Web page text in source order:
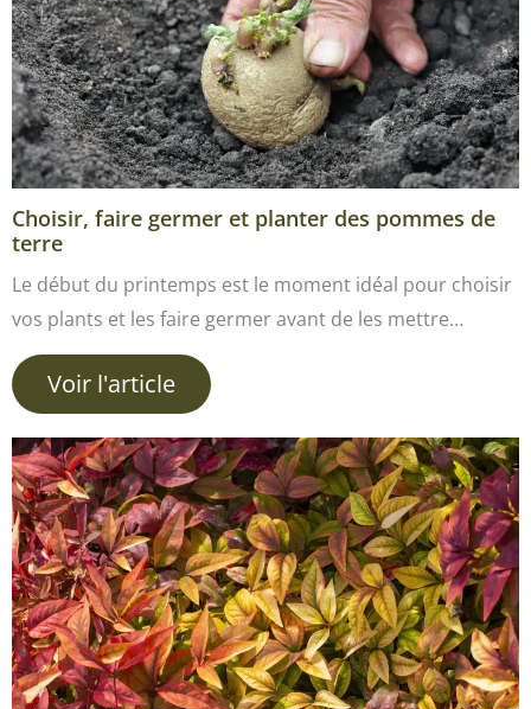
Choisir, faire germer et planter des pommes de
terre
Le début du printemps est le moment idéal pour choisir
vos plants et les faire germer avant de les mettre…
Voir l'article